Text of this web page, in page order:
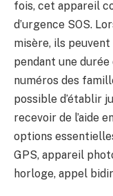
fois, cet appareil
d’urgence SOS.
misère, ils
pendant une
numéros des
possible d’établir
recevoir de l’aide
options
GPS, appareil
horloge, appel